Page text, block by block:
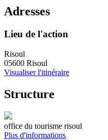
Adresses
Lieu de l'action
Risoul
05600 Risoul
Visualiser l'itinéraire
Structure
office du tourisme risoul
Plus d'informations